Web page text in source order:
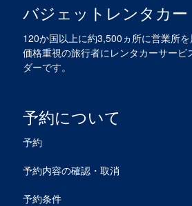
バジェットレンタカー
120か国以上に約3,500ヵ所に営業所を
価格重視の旅行者にレンタカーサービ
ダーです。
予約について
予約
予約内容の確認・取消
予約条件